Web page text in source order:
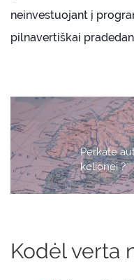
neinvestuojant į
pilnavertiškai
Perkate
kelionei ?
Kodėl verta